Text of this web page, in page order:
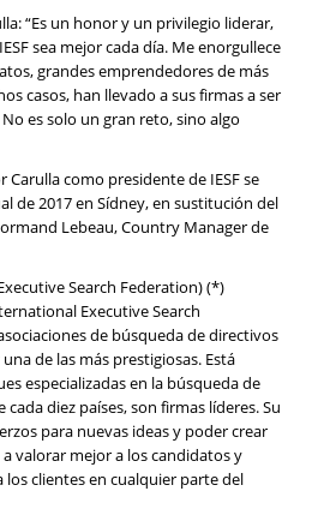
“Es un honor y un privilegio liderar,
sea mejor cada día. Me enorgullece
grandes emprendedores de más
casos, han llevado a sus firmas a ser
es solo un gran reto, sino algo
como presidente de IESF se
de 2017 en Sídney, en sustitución del
Lebeau, Country Manager de
Search Federation) (*)
Executive Search
de búsqueda de directivos
de las más prestigiosas. Está
especializadas en la búsqueda de
diez países, son firmas líderes. Su
para nuevas ideas y poder crear
valorar mejor a los candidatos y
clientes en cualquier parte del